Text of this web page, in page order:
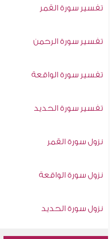
تفسير سورة القمر
تفسير سورة الرحمن
تفسير سورة الواقعة
تفسير سورة الحديد
نزول سورة القمر
نزول سورة الواقعة
نزول سورة الحديد